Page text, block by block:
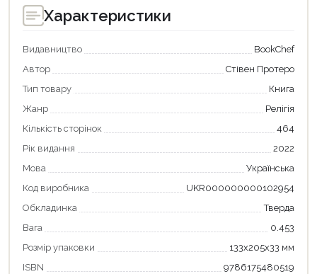
Характеристики
Видавництво
BookChef
Автор
Стівен Протеро
Тип товару
Книга
Жанр
Релігія
Кількість сторінок
464
Рік видання
2022
Мова
Українська
Код виробника
UKR000000000102954
Обкладинка
Тверда
Вага
0.453
Розмір упаковки
133х205х33 мм
ISBN
9786175480519